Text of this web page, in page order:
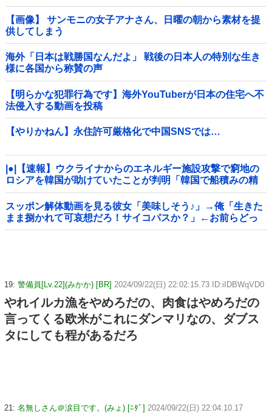
【画像】 サンモニの女子アナさん、日曜の朝から素材を提
供してしまう
海外「日本は戦勝国なんだよ」 戦後の日本人の特別な生き
様に各国から称賛の声
【明らかな犯罪行為です】海外YouTuberが日本の住宅へ不
法侵入する動画を投稿
【やりかねん】永住許可厳格化で中国SNSでは…
|●|【速報】ウクライナからのエネルギー施設攻撃で窮地の
ロシアを韓国が助けていたことが判明「韓国で船積みの精
製油3万トンがロシア行き」
スッポン解体動画を見る彼女「美味しそう♪」→俺「生きた
まま捌かれて可哀想だろ！サイコパスか？」←お前らどっ
ち？
19: 警備員[Lv.22](みかか) [BR] 2024/09/22(日) 22:02:15.73 ID:iIDBWqVD0
やれイルカ漁をやめろだの、肉食はやめろだの
言ってくる欧米がこれにダンマリなの、ダブス
タにしても程があるだろ
21: 名無しさん＠涙目です。(みょ) [ﾆﾀﾞ] 2024/09/22(日) 22:04:10.17